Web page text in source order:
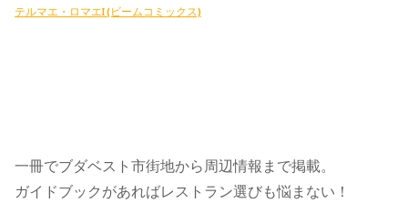
テルマエ・ロマエI (ビームコミックス)
一冊でブダベスト市街地から周辺情報まで掲載。
ガイドブックがあればレストラン選びも悩まない！